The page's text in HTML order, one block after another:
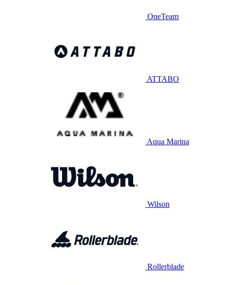
OneTeam
ATTABO
Aqua Marina
Wilson
Rollerblade